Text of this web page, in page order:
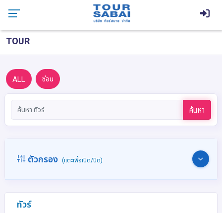
TOUR
ALL ซ่อน
ค้นหา
ตัวกรอง (แตะเพื่อเปิด/ปิด)
ทัวร์